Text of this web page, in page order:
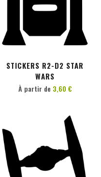
STICKERS R2-D2 STAR
WARS
PERSONNALISER
À partir de 3,60 €